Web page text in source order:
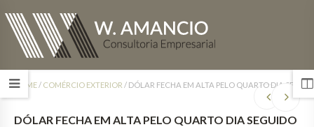
HOME/ COMÉRCIO EXTERIOR / DÓLAR FECHA EM ALTA PELO QUARTO DIA
DÓLAR FECHA EM ALTA PELO QUARTO DIA SEGUIDO